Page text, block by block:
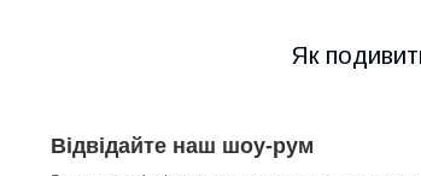
Як
Відвідайте наш шоу-рум